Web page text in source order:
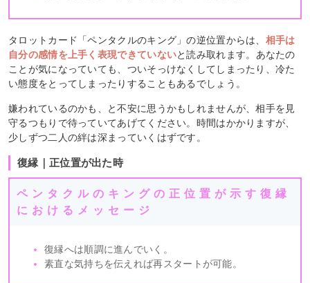
タロットカード「ペンタクルのキング」の逆位置からは、 相手は
自分の感情を上手く表現できていないと読み取れます。あなたの
ことが気になっていても、ついそっけなくしてしまったり、冷た
い態度をとってしまったりすることもあるでしょう。
嫌われているのかも、と不安に思うかもしれませんが、相手を見
守るつもりで待っていてあげてください。時間はかかりますが、
少しずつ二人の絆は深まっていくはずです。
復縁｜正位置が出た時
ペンタクルのキングの正位置が示す復縁
におけるメッセージ
復縁へは順調に進んでいく。
素直な気持ちを伝えれば再スタートが可能。